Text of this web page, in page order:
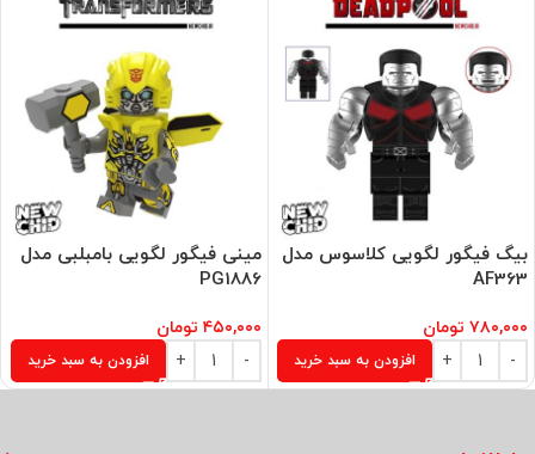
بیگ فیگور لگویی کلاسوس مدل
AF363
۷۸۰,۰۰۰ تومان
افزودن به سبد خرید
مینی فیگور لگویی بامبلبی مدل
PG1886
۴۵۰,۰۰۰ تومان
افزودن به سبد خرید